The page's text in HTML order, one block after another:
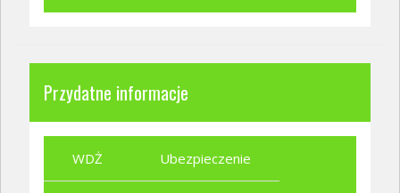
Przydatne informacje
WDŻ Ubezpieczenie